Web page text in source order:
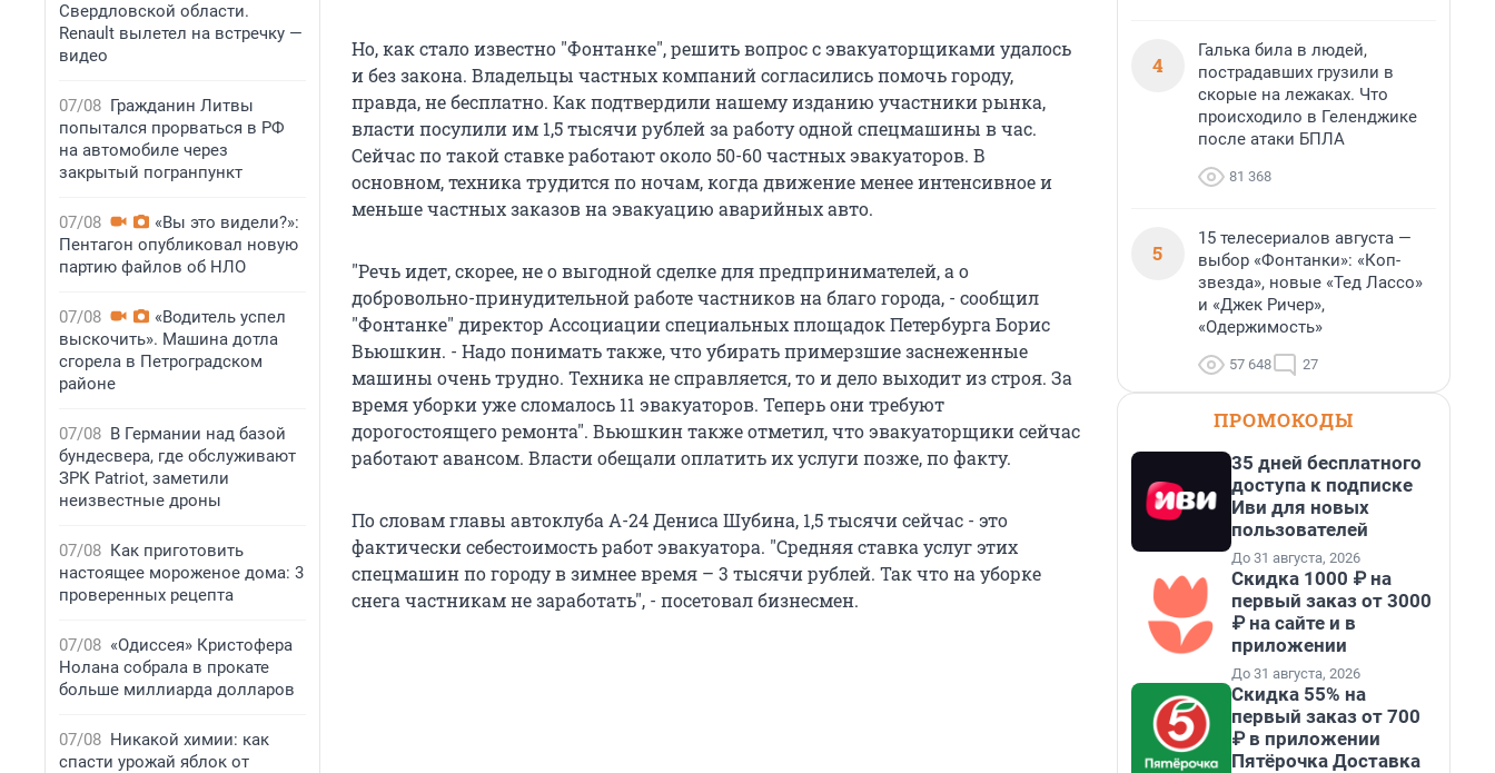
Свердловской области.
Renault вылетел на встречку —
видео
07/08 Гражданин Литвы
попытался прорваться в РФ
на автомобиле через
закрытый погранпункт
07/08
«Вы это видели?»:
Пентагон опубликовал новую
партию файлов об НЛО
07/08
«Водитель успел
выскочить». Машина дотла
сгорела в Петроградском
районе
07/08 В Германии над базой
бундесвера, где обслуживают
ЗРК Patriot, заметили
неизвестные дроны
07/08 Как приготовить
настоящее мороженое дома: 3
проверенных рецепта
07/08 «Одиссея» Кристофера
Нолана собрала в прокате
больше миллиарда долларов
07/08 Никакой химии: как
спасти урожай яблок от
Но, как стало известно "Фонтанке", решить вопрос с эвакуаторщиками удалось
и без закона. Владельцы частных компаний согласились помочь городу,
правда, не бесплатно. Как подтвердили нашему изданию участники рынка,
власти посулили им 1,5 тысячи рублей за работу одной спецмашины в час.
Сейчас по такой ставке работают около 50-60 частных эвакуаторов. В
основном, техника трудится по ночам, когда движение менее интенсивное и
меньше частных заказов на эвакуацию аварийных авто.
"Речь идет, скорее, не о выгодной сделке для предпринимателей, а о
добровольно-принудительной работе частников на благо города, - сообщил
"Фонтанке" директор Ассоциации специальных площадок Петербурга Борис
Вьюшкин. - Надо понимать также, что убирать примерзшие заснеженные
машины очень трудно. Техника не справляется, то и дело выходит из строя. За
время уборки уже сломалось 11 эвакуаторов. Теперь они требуют
дорогостоящего ремонта". Вьюшкин также отметил, что эвакуаторщики сейчас
работают авансом. Власти обещали оплатить их услуги позже, по факту.
По словам главы автоклуба А-24 Дениса Шубина, 1,5 тысячи сейчас - это
фактически себестоимость работ эвакуатора. "Средняя ставка услуг этих
спецмашин по городу в зимнее время – 3 тысячи рублей. Так что на уборке
снега частникам не заработать", - посетовал бизнесмен.
4
Галька била в людей,
пострадавших грузили в
скорые на лежаках. Что
происходило в Геленджике
после атаки БПЛА
81 368
5
15 телесериалов августа —
выбор «Фонтанки»: «Коп-
звезда», новые «Тед Лассо»
и «Джек Ричер»,
«Одержимость»
57 648 27
ПРОМОКОДЫ
35 дней бесплатного
доступа к подписке
Иви для новых
пользователей
До 31 августа, 2026
Скидка 1000 ₽ на
первый заказ от 3000
₽ на сайте и в
приложении
До 31 августа, 2026
Скидка 55% на
первый заказ от 700
₽ в приложении
Пятёрочка Доставка